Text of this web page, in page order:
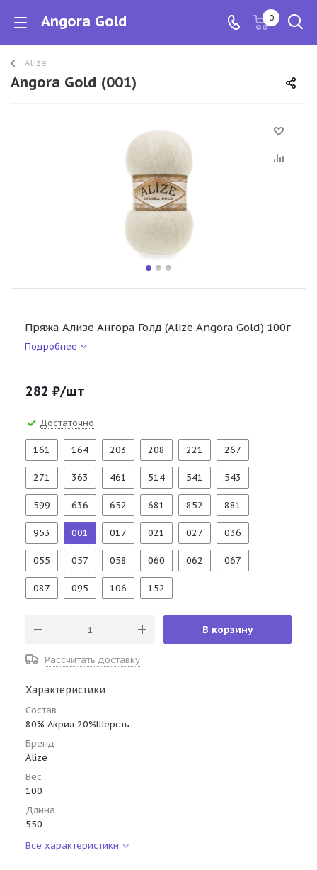
Angora Gold 0
Alize
Angora Gold (001)
Пряжа Ализе Ангора Голд (Alize Angora Gold) 100г
Подробнее
282 ₽/шт
Достаточно
161 164 203 208 221 267
271 363 461 514 541 543
599 636 652 681 852 881
953 001 017 021 027 036
055 057 058 060 062 067
087 095 106 152
В корзину
Рассчитать доставку
Характеристики
Состав
80% Акрил 20%Шерсть
Бренд
Alize
Вес
100
Длина
550
Все характеристики